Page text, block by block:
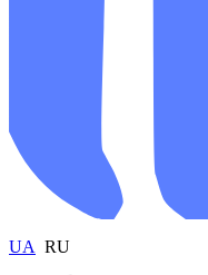
UA RU